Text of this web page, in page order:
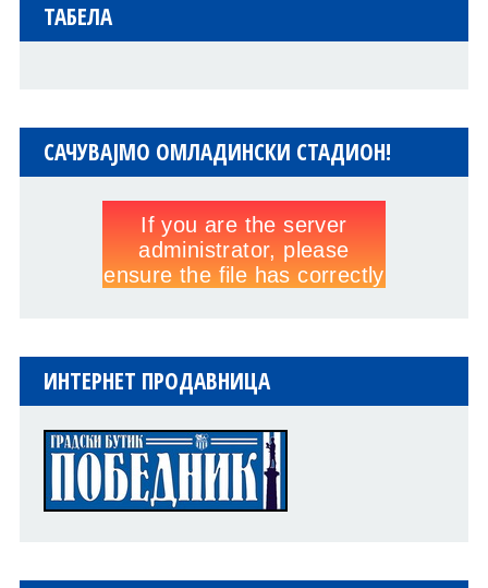
ТАБЕЛА
САЧУВАЈМО ОМЛАДИНСКИ СТАДИОН!
ИНТЕРНЕТ ПРОДАВНИЦА